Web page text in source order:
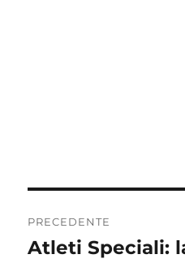
articoli
PRECEDENTE
Articolo
Atleti Speciali: